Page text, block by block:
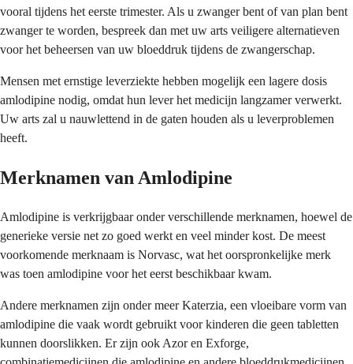
vooral tijdens het eerste trimester. Als u zwanger bent of van plan bent
zwanger te worden, bespreek dan met uw arts veiligere alternatieven
voor het beheersen van uw bloeddruk tijdens de zwangerschap.
Mensen met ernstige leverziekte hebben mogelijk een lagere dosis
amlodipine nodig, omdat hun lever het medicijn langzamer verwerkt.
Uw arts zal u nauwlettend in de gaten houden als u leverproblemen
heeft.
Merknamen van Amlodipine
Amlodipine is verkrijgbaar onder verschillende merknamen, hoewel de
generieke versie net zo goed werkt en veel minder kost. De meest
voorkomende merknaam is Norvasc, wat het oorspronkelijke merk
was toen amlodipine voor het eerst beschikbaar kwam.
Andere merknamen zijn onder meer Katerzia, een vloeibare vorm van
amlodipine die vaak wordt gebruikt voor kinderen die geen tabletten
kunnen doorslikken. Er zijn ook Azor en Exforge,